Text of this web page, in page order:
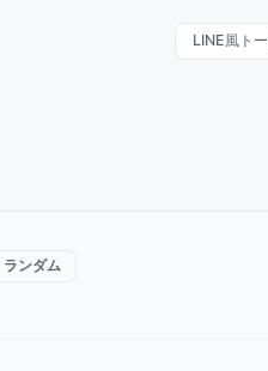
LINE風ト
ランダム